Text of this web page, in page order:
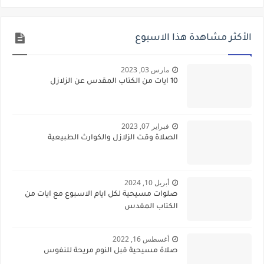
الأكثر مشاهدة هذا الاسبوع
مارس 03, 2023
10 ايات من الكتاب المقدس عن الزلازل
فبراير 07, 2023
الصلاة وقت الزلازل والكوارث الطبيعية
أبريل 10, 2024
صلوات مسيحية لكل ايام الاسبوع مع ايات من
الكتاب المقدس
أغسطس 16, 2022
صلاة مسيحية قبل النوم مريحة للنفوس